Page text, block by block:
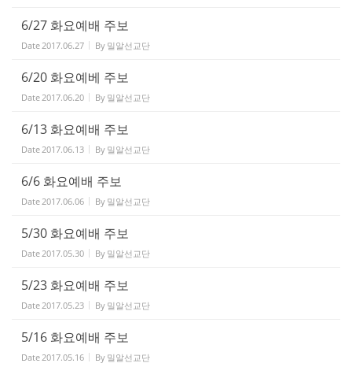
6/27 화요예배 주보
Date2017.06.27 By 밀알선교단
6/20 화요예베 주보
Date2017.06.20 By 밀알선교단
6/13 화요예배 주보
Date2017.06.13 By 밀알선교단
6/6 화요예배 주보
Date2017.06.06 By 밀알선교단
5/30 화요예배 주보
Date2017.05.30 By 밀알선교단
5/23 화요예배 주보
Date2017.05.23 By 밀알선교단
5/16 화요예배 주보
Date2017.05.16 By 밀알선교단